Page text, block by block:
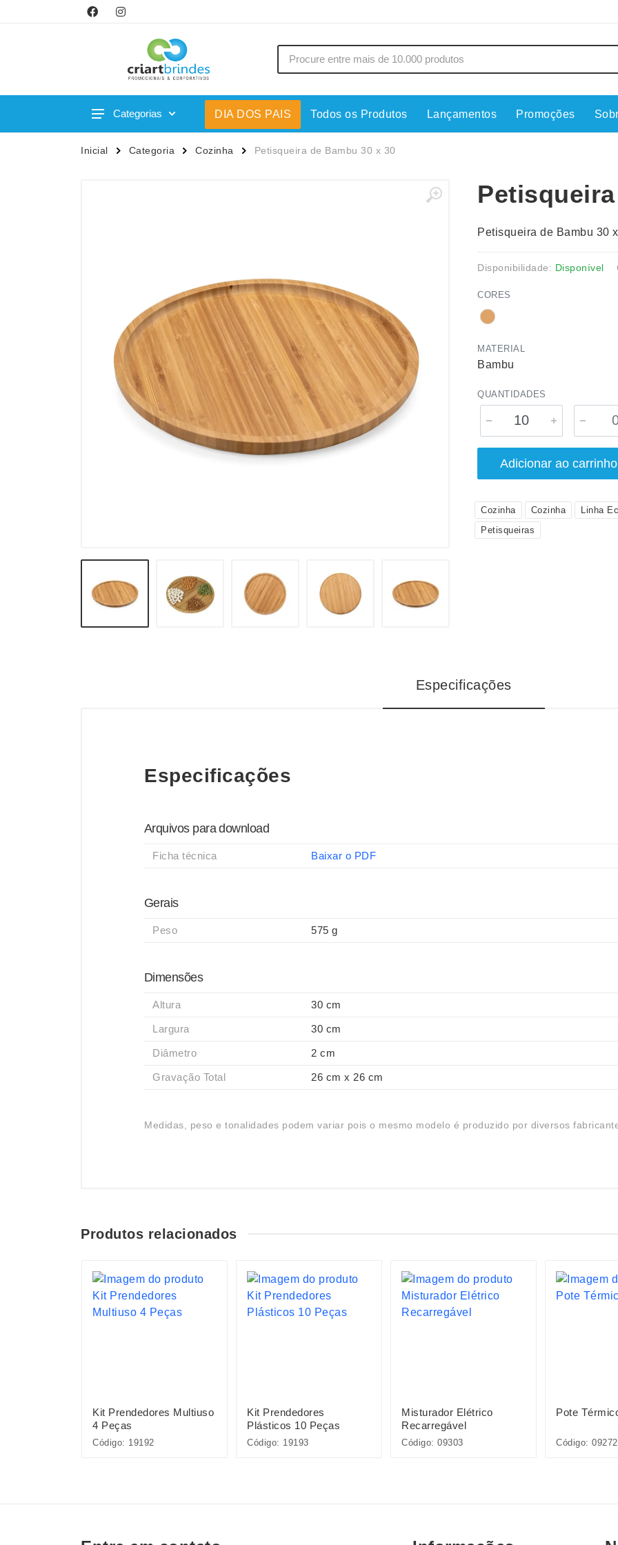
Categorias
Acessórios p/ Celular
Caixas de Som
Canecas
Conjuntos Executivos
Cooler
Cuidados Pessoais
Esporte e Jogos
Fones de
Kit Queijo
DIA DOS PAIS Todos os Produtos Lançamentos Promoções
Inicial Categoria Cozinha Petisqueira de Bambu 30 x 30
Petisqueira de Bambu 30
Disponibilidade: Disponível
CORES
MATERIAL
Bambu
QUANTIDADES
Adicionar ao carrinho
Cozinha Cozinha
Linha
Petisqueiras
Especificações
Especificações
Arquivos para download
Ficha técnica Baixar o PDF
Gerais
Peso 575 g
Dimensões
Altura 30 cm
Largura 30 cm
Diâmetro 2 cm
Gravação Total 26 cm x 26 cm
Medidas, peso e tonalidades podem variar pois o mesmo modelo é produzido por diversos
Produtos relacionados
Kit Prendedores Multiuso
4 Peças
Código: 19192
Kit Prendedores
Plásticos 10 Peças
Código: 19193
Misturador Elétrico
Recarregável
Código: 09303
Pote
Código: 09272